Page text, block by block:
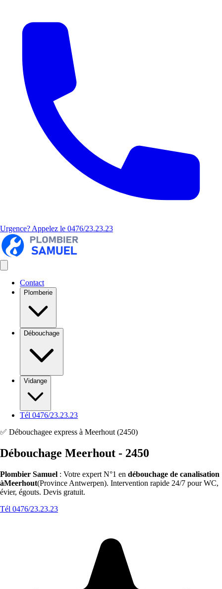
Urgence? Appelez le 0476/23.23.23
Contact
Plomberie
Débouchage
Vidange
Tél 0476/23.23.23
✅ Débouchagee express à Meerhout (2450)
Débouchage Meerhout - 2450
Plombier Samuel : Votre expert N°1 en débouchage de canalisation
àMeerhout(Province Antwerpen). Intervention rapide 24/7 pour WC,
évier, égouts. Devis gratuit.
Tél 0476/23.23.23